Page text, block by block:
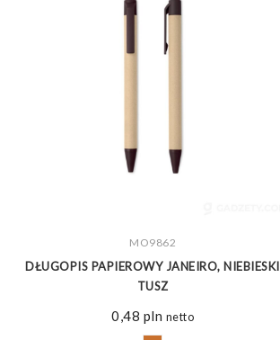
ZOBACZ WIĘCEJ
MO9862
DŁUGOPIS PAPIEROWY JANEIRO, NIEBIESKI
TUSZ
0,48 pln netto